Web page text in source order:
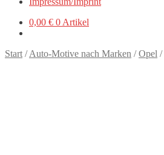
0,00 € 0 Artikel
Start /Auto-Motive nach Marken /Opel /